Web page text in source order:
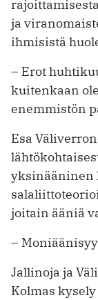
ja
ihmisistä
– Erot
kuitenkaan
enemmistön
Esa
yksinääninen
joitain ääniä
–
Jallinoja ja
Kolmas